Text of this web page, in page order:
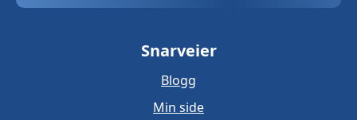
Snarveier
Blogg
Min side